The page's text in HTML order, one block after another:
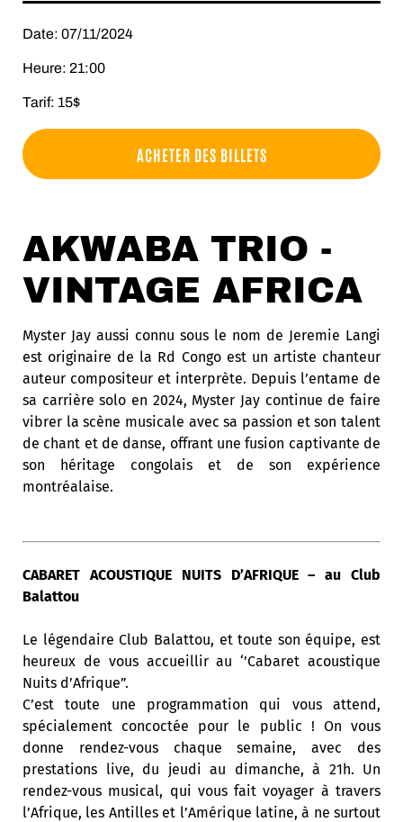
Date: 07/11/2024
Heure: 21:00
Tarif: 15$
ACHETER DES BILLETS
AKWABA TRIO -
VINTAGE AFRICA
Myster Jay aussi connu sous le nom de Jeremie Langi
est originaire de la Rd Congo est un artiste chanteur
auteur compositeur et interprète. Depuis l’entame de
sa carrière solo en 2024, Myster Jay continue de faire
vibrer la scène musicale avec sa passion et son talent
de chant et de danse, offrant une fusion captivante de
son héritage congolais et de son expérience
montréalaise.
CABARET ACOUSTIQUE NUITS D’AFRIQUE – au Club
Balattou
Le légendaire Club Balattou, et toute son équipe, est
heureux de vous accueillir au ‘’Cabaret acoustique
Nuits d’Afrique”.
C’est toute une programmation qui vous attend,
spécialement concoctée pour le public ! On vous
donne rendez-vous chaque semaine, avec des
prestations live, du jeudi au dimanche, à 21h. Un
rendez-vous musical, qui vous fait voyager à travers
l’Afrique, les Antilles et l’Amérique latine, à ne surtout